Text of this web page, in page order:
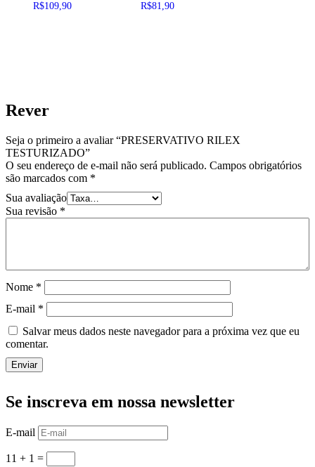
R$109,90 R$81,90
Rever
Seja o primeiro a avaliar “PRESERVATIVO RILEX
TESTURIZADO”
O seu endereço de e-mail não será publicado. Campos obrigatórios
são marcados com *
Sua avaliação
Sua revisão *
Nome *
E-mail *
Salvar meus dados neste navegador para a próxima vez que eu
comentar.
Enviar
Se inscreva em nossa newsletter
E-mail
11 + 1 =